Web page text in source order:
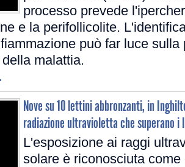
processo prevede
e la perifollicolite.
può far luce sulla
malattia.
Nove su 10 lettini abbronzanti, in
radiazione ultravioletta che superano
L'esposizione ai raggi
solare è riconosciuta